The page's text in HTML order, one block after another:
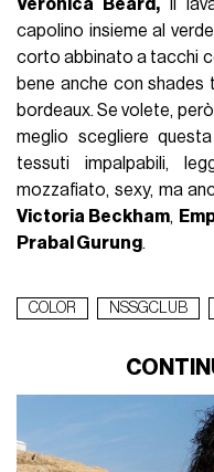
Veronica Beard, il
capolino insieme al
corto abbinato a tacchi
bene anche con shades
bordeaux. Se volete,
meglio scegliere
tessuti impalpabili,
mozzafiato, sexy, ma
Victoria Beckham,
Prabal Gurung.
COLOR NSSGCLUB